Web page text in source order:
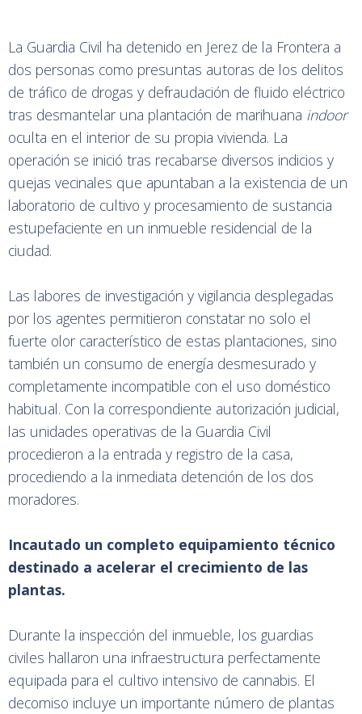
La Guardia Civil ha detenido en Jerez de la Frontera a
dos personas como presuntas autoras de los delitos
de tráfico de drogas y defraudación de fluido eléctrico
tras desmantelar una plantación de marihuana indoor
oculta en el interior de su propia vivienda. La
operación se inició tras recabarse diversos indicios y
quejas vecinales que apuntaban a la existencia de un
laboratorio de cultivo y procesamiento de sustancia
estupefaciente en un inmueble residencial de la
ciudad.
Las labores de investigación y vigilancia desplegadas
por los agentes permitieron constatar no solo el
fuerte olor característico de estas plantaciones, sino
también un consumo de energía desmesurado y
completamente incompatible con el uso doméstico
habitual. Con la correspondiente autorización judicial,
las unidades operativas de la Guardia Civil
procedieron a la entrada y registro de la casa,
procediendo a la inmediata detención de los dos
moradores.
Incautado un completo equipamiento técnico
destinado a acelerar el crecimiento de las
plantas.
Durante la inspección del inmueble, los guardias
civiles hallaron una infraestructura perfectamente
equipada para el cultivo intensivo de cannabis. El
decomiso incluye un importante número de plantas